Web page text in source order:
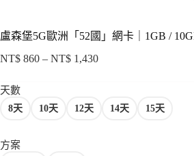
盧森堡5G歐洲「52國」網卡｜1GB /
NT$ 860 – NT$ 1,430價
圍：
天數
8天 10天 12天 14天 15天
方案